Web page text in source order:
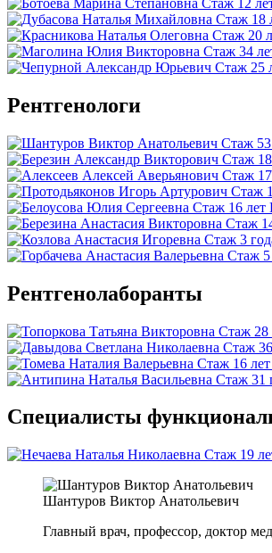
Стаж 12
Стаж 18
Стаж 20
Стаж 34
Стаж 25
Рентгенологи
Стаж 53
Стаж
Стаж
Стаж
Стаж 16 лет
Стаж
Стаж 3
Стаж 5
Рентгенолаборанты
Стаж 28
Стаж
Стаж 16 лет
Стаж 31
Специалисты
Стаж 19
Шантуров Виктор Анатольевич
Главный врач, профессор, доктор